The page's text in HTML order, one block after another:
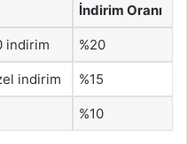
İndirim Oranı
indirim %20
indirim %15
%10